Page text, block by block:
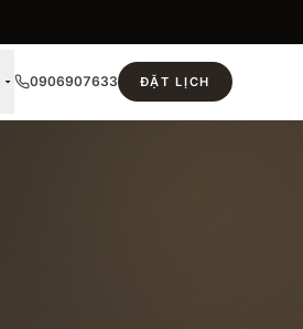
0906907633 ĐẶT LỊCH